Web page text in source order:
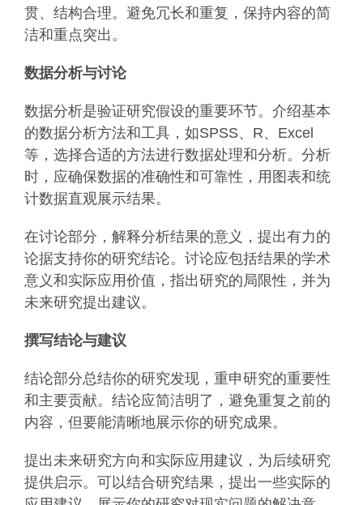
贯、结构合理。避免冗长和重复，保持内容的简
洁和重点突出。
数据分析与讨论
数据分析是验证研究假设的重要环节。介绍基本
的数据分析方法和工具，如SPSS、R、Excel
等，选择合适的方法进行数据处理和分析。分析
时，应确保数据的准确性和可靠性，用图表和统
计数据直观展示结果。
在讨论部分，解释分析结果的意义，提出有力的
论据支持你的研究结论。讨论应包括结果的学术
意义和实际应用价值，指出研究的局限性，并为
未来研究提出建议。
撰写结论与建议
结论部分总结你的研究发现，重申研究的重要性
和主要贡献。结论应简洁明了，避免重复之前的
内容，但要能清晰地展示你的研究成果。
提出未来研究方向和实际应用建议，为后续研究
提供启示。可以结合研究结果，提出一些实际的